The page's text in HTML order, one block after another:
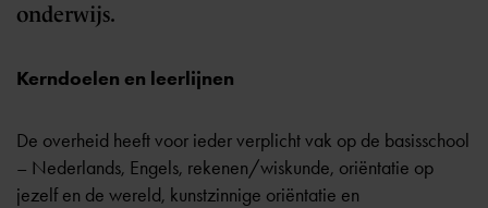
onderwijs.
Kerndoelen en leerlijnen
De overheid heeft voor ieder verplicht vak op de basisschool
– Nederlands, Engels, rekenen/wiskunde, oriëntatie op
jezelf en de wereld, kunstzinnige oriëntatie en